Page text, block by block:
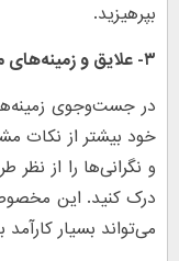
بپرهیزید.
۳- علایق و زمینه‌های مشترک را کشف کنید
در جست‌و‌جوی
خود بیشتر از نکات
و نگرانی‌ها را از نظر
درک کنید. این
می‌تواند بسیار کارآمد